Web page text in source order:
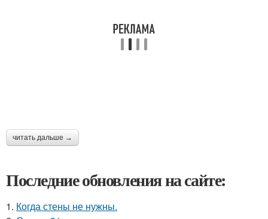
читать дальше →
Последние обновления на сайте:
1. Когда стены не нужны.